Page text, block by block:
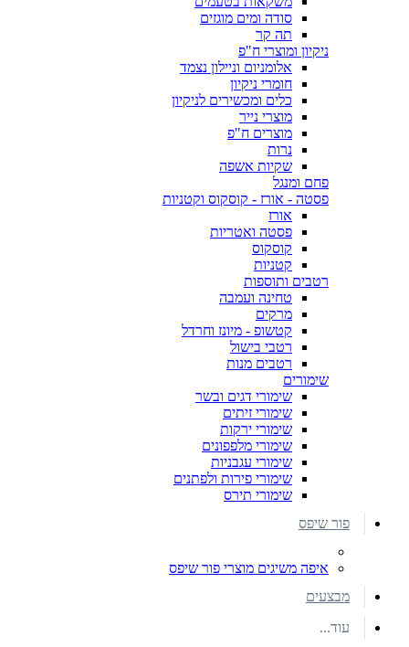
סודה ומים מוגזים
תה קר
ניקיון ומוצרי ח"פ
אלומניום וניילון נצמד
חומרי ניקיון
כלים ומכשירים לניקיון
מוצרי נייר
מוצרים ח"פ
נרות
שקיות אשפה
פחם ומנגל
פסטה - אורז - קוסקוס וקטניות
אורז
פסטה ואטריות
קוסקוס
קטניות
רטבים ותוספות
טחינה ועמבה
מרקים
קטשופ - מיונז וחרדל
רטבי בישול
רטבים מנות
שימורים
שימורי דגים ובשר
שימורי זיתים
שימורי ירקות
שימורי מלפפונים
שימורי עגבניות
שימורי פירות ולפתנים
שימורי תירס
פור שיפס
איפה משיגים מוצרי פור שיפס
מבצעים
עוד...